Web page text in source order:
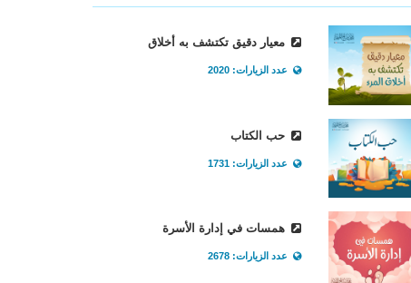
معيار دقيق تكتشف به أخلاق
عدد الزيارات: 2020
حب الكتاب
عدد الزيارات: 1731
همسات في إدارة الأسرة
عدد الزيارات: 2678